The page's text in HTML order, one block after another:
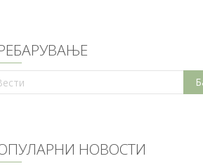
НОВОСТИ